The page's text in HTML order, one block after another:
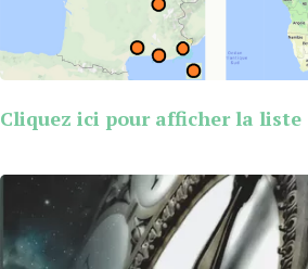
Cliquez ici pour afficher la liste